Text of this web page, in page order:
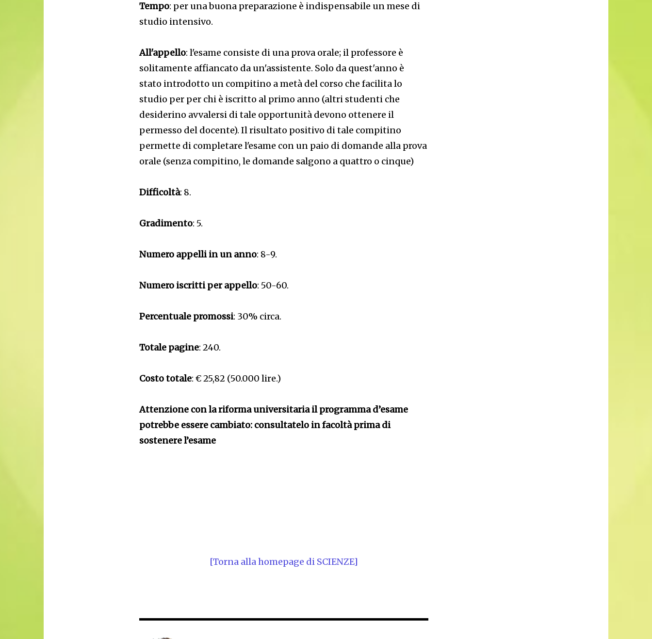
Tempo: per una buona preparazione è indispensabile un mese di
studio intensivo.
All'appello: l'esame consiste di una prova orale; il professore è
solitamente affiancato da un'assistente. Solo da quest'anno è
stato introdotto un compitino a metà del corso che facilita lo
studio per per chi è iscritto al primo anno (altri studenti che
desiderino avvalersi di tale opportunità devono ottenere il
permesso del docente). Il risultato positivo di tale compitino
permette di completare l'esame con un paio di domande alla prova
orale (senza compitino, le domande salgono a quattro o cinque)
Difficoltà: 8.
Gradimento: 5.
Numero appelli in un anno: 8-9.
Numero iscritti per appello: 50-60.
Percentuale promossi: 30% circa.
Totale pagine: 240.
Costo totale: € 25,82 (50.000 lire.)
Attenzione con la riforma universitaria il programma d’esame
potrebbe essere cambiato: consultatelo in facoltà prima di
sostenere l’esame
[Torna alla homepage di SCIENZE]